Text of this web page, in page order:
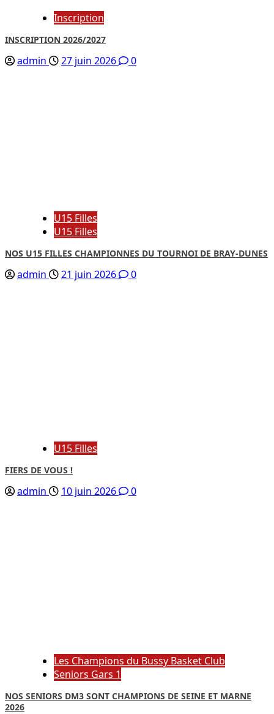
Inscription
INSCRIPTION 2026/2027
admin 27 juin 2026 0
U15 Filles
U15 Filles
NOS U15 FILLES CHAMPIONNES DU TOURNOI DE BRAY-DUNES
admin 21 juin 2026 0
U15 Filles
FIERS DE VOUS !
admin 10 juin 2026 0
Les Champions du Bussy Basket Club
Seniors Gars 1
NOS SENIORS DM3 SONT CHAMPIONS DE SEINE ET MARNE
2026